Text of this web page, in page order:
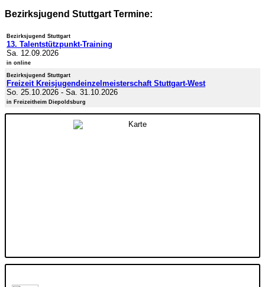
Bezirksjugend Stuttgart Termine:
Bezirksjugend Stuttgart
13. Talentstützpunkt-Training
Sa. 12.09.2026
in online
Bezirksjugend Stuttgart
Freizeit Kreisjugendeinzelmeisterschaft Stuttgart-West
So. 25.10.2026 - Sa. 31.10.2026
in Freizeitheim Diepoldsburg